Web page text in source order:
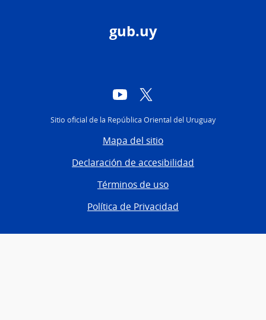
gub.uy
YouTube
Sitio oficial de la República Oriental del Uruguay
Mapa del sitio
Declaración de accesibilidad
Términos de uso
Política de Privacidad